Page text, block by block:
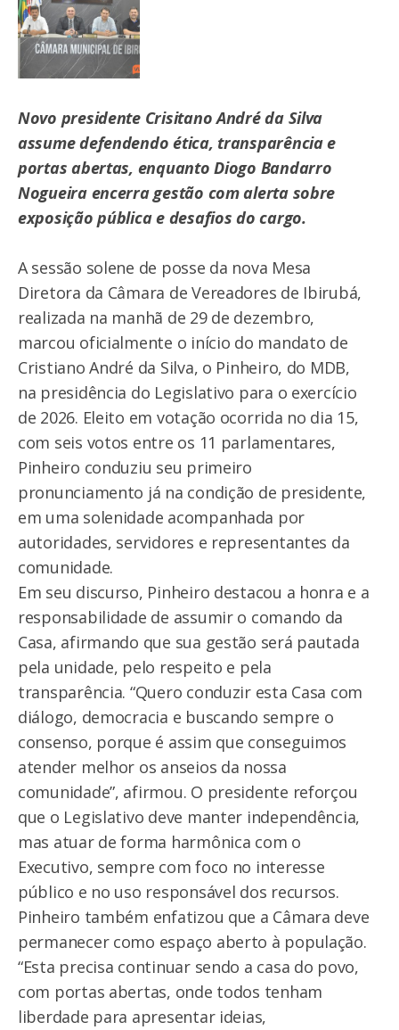
Novo presidente Crisitano André da Silva
assume defendendo ética, transparência e
portas abertas, enquanto Diogo Bandarro
Nogueira encerra gestão com alerta sobre
exposição pública e desafios do cargo.
A sessão solene de posse da nova Mesa
Diretora da Câmara de Vereadores de Ibirubá,
realizada na manhã de 29 de dezembro,
marcou oficialmente o início do mandato de
Cristiano André da Silva, o Pinheiro, do MDB,
na presidência do Legislativo para o exercício
de 2026. Eleito em votação ocorrida no dia 15,
com seis votos entre os 11 parlamentares,
Pinheiro conduziu seu primeiro
pronunciamento já na condição de presidente,
em uma solenidade acompanhada por
autoridades, servidores e representantes da
comunidade.
Em seu discurso, Pinheiro destacou a honra e a
responsabilidade de assumir o comando da
Casa, afirmando que sua gestão será pautada
pela unidade, pelo respeito e pela
transparência. “Quero conduzir esta Casa com
diálogo, democracia e buscando sempre o
consenso, porque é assim que conseguimos
atender melhor os anseios da nossa
comunidade”, afirmou. O presidente reforçou
que o Legislativo deve manter independência,
mas atuar de forma harmônica com o
Executivo, sempre com foco no interesse
público e no uso responsável dos recursos.
Pinheiro também enfatizou que a Câmara deve
permanecer como espaço aberto à população.
“Esta precisa continuar sendo a casa do povo,
com portas abertas, onde todos tenham
liberdade para apresentar ideias,